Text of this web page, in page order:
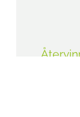
Vi köper